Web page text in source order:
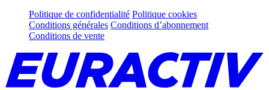
Politique de confidentialité Politique cookies
Conditions générales Conditions d’abonnement
Conditions de vente